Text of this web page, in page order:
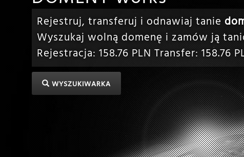
Rejestruj, transferuj i odnawiaj tanie
Wyszukaj wolną domenę i zamów ją
Rejestracja: 158.76 PLN Transfer: 158.76
WYSZUKIWARKA